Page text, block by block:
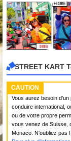
STREET KART
CAUTION
Vous aurez besoin
conduire international,
ou de votre propre
vous venez de Suisse,
Monaco. N'oubliez pas